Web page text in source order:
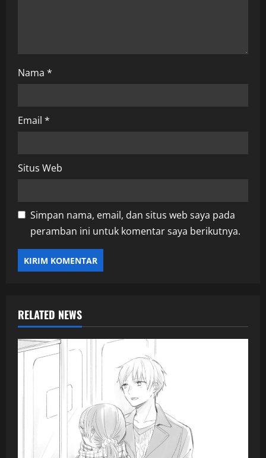
Nama *
Email *
Situs Web
Simpan nama, email, dan situs web saya pada
peramban ini untuk komentar saya berikutnya.
RELATED NEWS